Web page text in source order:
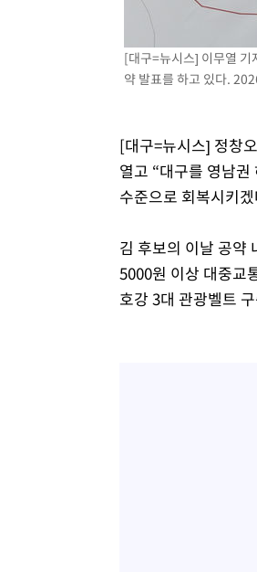
[대구=뉴시스] 이무열 기
약 발표를 하고 있다.
[대구=뉴시스] 정창
열고 “대구를 영남
수준으로 회복시키
김 후보의 이날 공약
5000원 이상 대중교
호강 3대 관광벨트